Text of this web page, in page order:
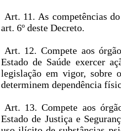
Art. 11. As competências
art. 6º deste Decreto.
Art. 12. Compete aos
Estado de Saúde exercer
legislação em vigor, sobre
determinem dependência
Art. 13. Compete aos
Estado de Justiça e